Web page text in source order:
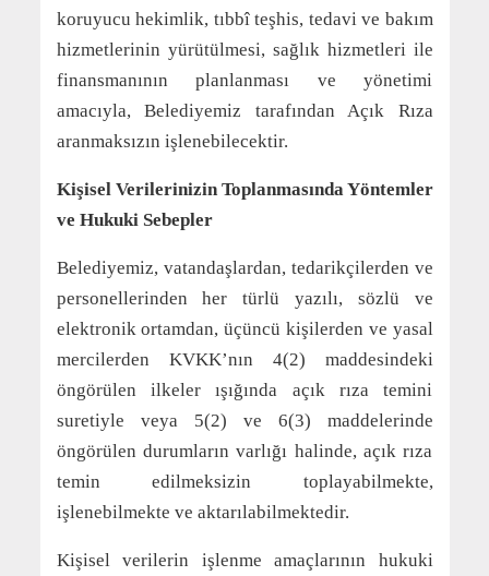
koruyucu hekimlik, tıbbî teşhis, tedavi ve bakım
hizmetlerinin yürütülmesi, sağlık hizmetleri ile
finansmanının planlanması ve yönetimi
amacıyla, Belediyemiz tarafından Açık Rıza
aranmaksızın işlenebilecektir.
Kişisel Verilerinizin Toplanmasında Yöntemler
ve Hukuki Sebepler
Belediyemiz, vatandaşlardan, tedarikçilerden ve
personellerinden her türlü yazılı, sözlü ve
elektronik ortamdan, üçüncü kişilerden ve yasal
mercilerden KVKK’nın 4(2) maddesindeki
öngörülen ilkeler ışığında açık rıza temini
suretiyle veya 5(2) ve 6(3) maddelerinde
öngörülen durumların varlığı halinde, açık rıza
temin edilmeksizin toplayabilmekte,
işlenebilmekte ve aktarılabilmektedir.
Kişisel verilerin işlenme amaçlarının hukuki